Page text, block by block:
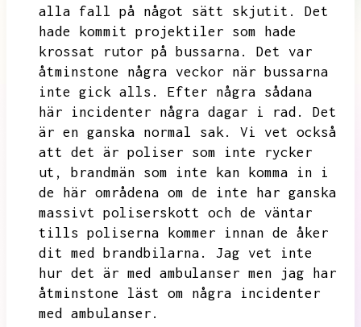
alla fall på något sätt skjutit.
Det
hade kommit projektiler som hade
krossat rutor på bussarna.
Det var
åtminstone några veckor när bussarna
inte gick alls.
Efter några sådana
här incidenter några dagar i rad.
Det
är en ganska normal sak.
Vi vet också
att det är poliser som inte rycker
ut,
brandmän som inte kan komma in i
de här områdena om de inte har ganska
massivt poliserskott och de väntar
tills poliserna kommer innan de åker
dit med brandbilarna.
Jag vet inte
hur det är med ambulanser men jag har
åtminstone läst om några incidenter
med ambulanser.